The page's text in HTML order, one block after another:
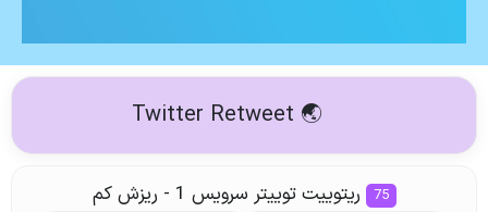
🌏 Twitter Retweet
75
ریتوییت توییتر سرویس 1 - ریزش کم